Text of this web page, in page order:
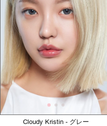
Cloudy Kristin - グレー